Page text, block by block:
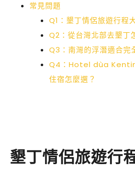
常見問題
Q1：墾丁情侶旅遊行程
Q2：從台灣北部去墾丁
Q3：南灣的浮潛適合完
Q4：Hotel dùa
住宿怎麼選？
墾丁情侶旅遊行